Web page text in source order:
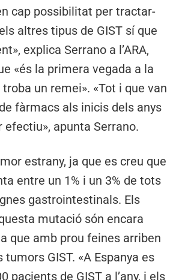
cap possibilitat per tractar-
altres tipus de GIST sí que
explica Serrano a l’ARA,
«és la primera vegada a la
troba un remei». «Tot i que van
fàrmacs als inicis dels anys
efectiu», apunta Serrano.
estrany, ja que es creu que
entre un 1% i un 3% de tots
gastrointestinals. Els
mutació són encara
que amb prou feines arriben
tumors GIST. «A Espanya es
pacients de GIST a l’any, i els